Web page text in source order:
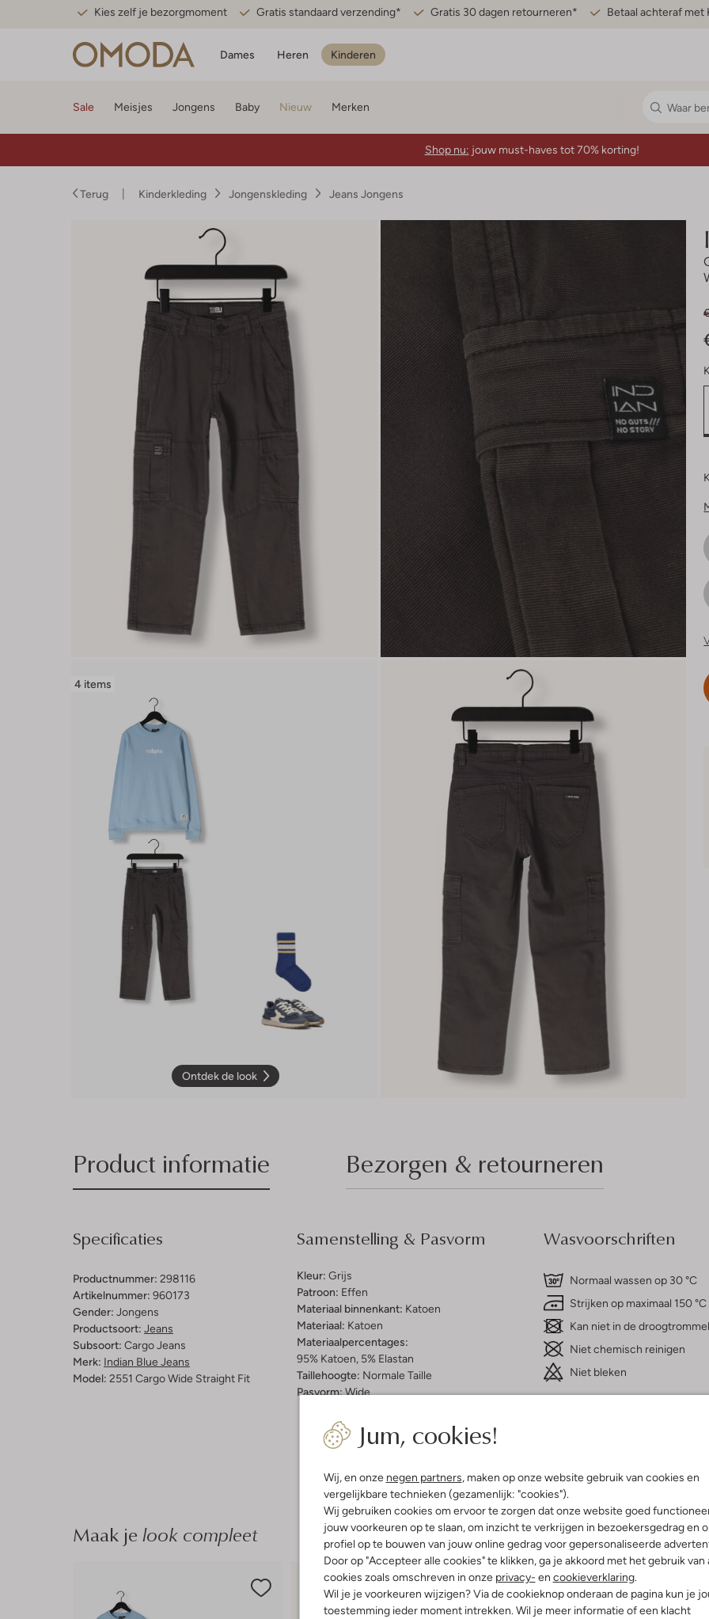
Kies zelf je bezorgmoment Gratis standaard verzending* Gratis 30 dagen retourneren* Betaal achteraf met
Dames Heren Kinderen
Jum, cookies!
Wij, en onze negen partners, maken op onze website gebruik van cookies en
vergelijkbare technieken (gezamenlijk: "cookies").
Wij gebruiken cookies om ervoor te zorgen dat onze website goed
jouw voorkeuren op te slaan, om inzicht te verkrijgen in bezoekersgedrag en
profiel op te bouwen van jouw online gedrag voor gepersonaliseerde
Door op "Accepteer alle cookies" te klikken, ga je akkoord met het gebruik van
cookies zoals omschreven in onze privacy- en cookieverklaring.
Wil je je voorkeuren wijzigen? Via de cookieknop onderaan de pagina kun je
toestemming ieder moment intrekken. Wil je meer informatie of een klacht
Sale Meisjes Jongens Baby Nieuw Merken
Shop nu: jouw must-haves tot 70% korting!
Terug Kinderkleding Jongenskleding Jeans Jongens
4 items
Ontdek de look
Product informatie Bezorgen & retourneren
Specificaties
Productnummer: 298116
Artikelnummer: 960173
Gender: Jongens
Productsoort: Jeans
Subsoort: Cargo Jeans
Merk: Indian Blue Jeans
Model: 2551 Cargo Wide Straight Fit
Samenstelling & Pasvorm
Kleur: Grijs
Patroon: Effen
Materiaal binnenkant: Katoen
Materiaal: Katoen
Materiaalpercentages:
95% Katoen, 5% Elastan
Taillehoogte: Normale Taille
Pasvorm:Wide
Wasvoorschriften
Normaal wassen op 30 °C
Strijken op maximaal 150 °C
Kan niet in de droogtrommel
Niet chemisch reinigen
Niet bleken
Maak je look compleet